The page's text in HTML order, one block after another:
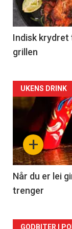
Indisk krydret
grillen
Forsiden
akkurat
nå
-
2
+
UKENS DRINK
Når du er lei
trenger
GODBITER I